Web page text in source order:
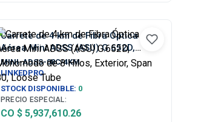
Carrete de 4 km de Fibra Óptica
Aérea Mini ADSS (ASU) G.652D,
Monomodo de 8 Hilos, Exterior, Span
80, Loose Tube
MINI-ADSS-08C/4KM
LINKEDPRO
STOCK DISPONIBLE: 0
PRECIO ESPECIAL:
CO $ 5,937,610.26